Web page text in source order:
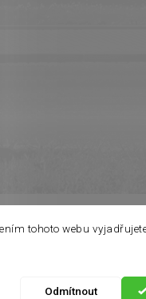
tohoto webu
Odmítnout